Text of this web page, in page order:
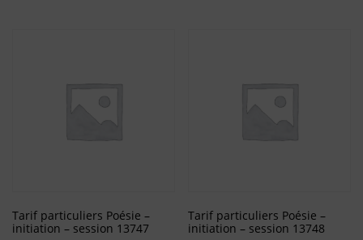
Tarif particuliers Poésie –
initiation – session 13747
Tarif particuliers Poésie –
initiation – session 13748